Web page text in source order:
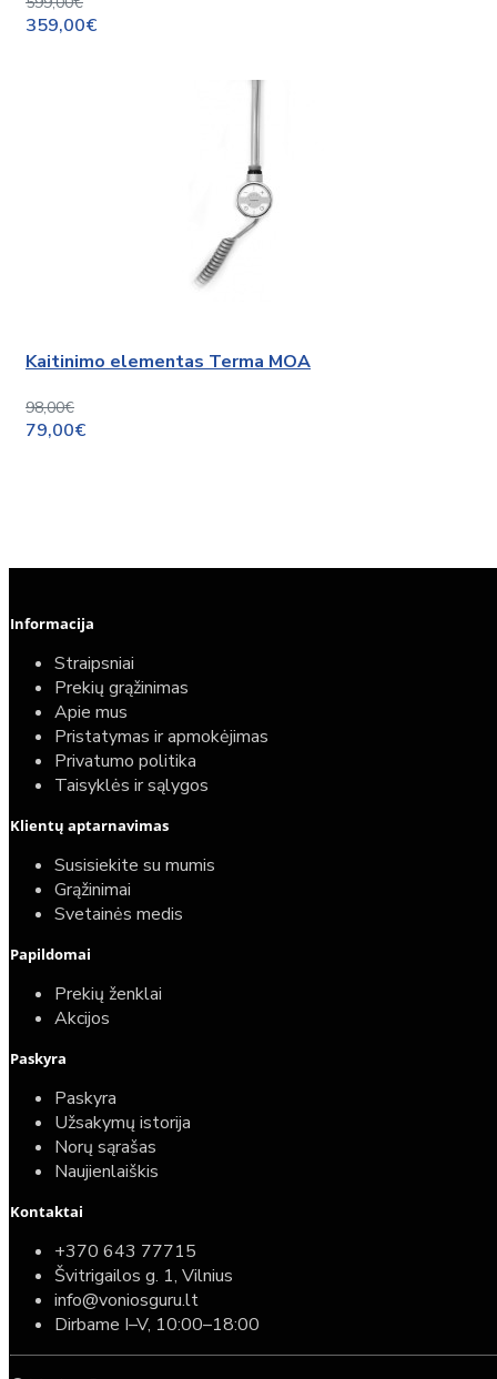
359,00€
Kaitinimo elementas Terma MOA
98,00€
79,00€
Elektrinio gyvatuko paruošimo paslauga
40,00€
25,00€
Komplektas: Tece potinkinis WC rėmas su baltu
mygtuku + Deante Peonia Rimless klozetas su
Informacija
Straipsniai
Prekių grąžinimas
Apie mus
Pristatymas ir apmokėjimas
Privatumo politika
Taisyklės ir sąlygos
Klientų aptarnavimas
Susisiekite su mumis
Grąžinimai
Svetainės medis
Papildomai
Prekių ženklai
Akcijos
Paskyra
Paskyra
Užsakymų istorija
Norų sąrašas
Naujienlaiškis
Kontaktai
+370 643 77715
Švitrigailos g. 1, Vilnius
info@voniosguru.lt
Dirbame I–V, 10:00–18:00